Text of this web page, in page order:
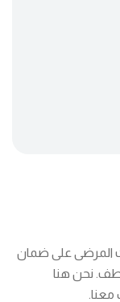
على ضمان
نحن هنا
معنا.